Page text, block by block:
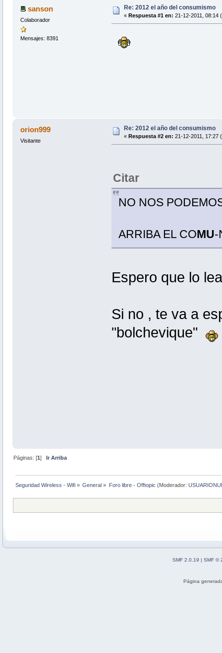
sanson
Colaborador
Mensajes: 8391
Re: 2012 el año del consumismo
« Respuesta #1 en: 21-12-2011, 08:14
orion999
Visitante
Re: 2012 el año del consumismo
« Respuesta #2 en: 21-12-2011, 17:27
Citar
NO NOS
ARRIBA EL COMU-
Espero que lo
Si no , te va a
"bolchevique"
Páginas: [1] Ir Arriba
Seguridad Wireless - Wifi » General » Foro libre - Offtopic (Moderador:
SMF 2.0.19
SMF ©
Página